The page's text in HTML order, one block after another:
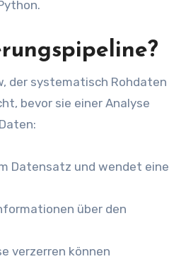
der systematisch Rohdaten
bevor sie einer Analyse
Datensatz und wendet eine
über den
verzerren können